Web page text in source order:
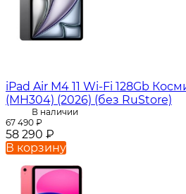
iPad Air M4 11 Wi-Fi 128Gb
(MH304) (2026) (без RuStore)
В наличии
67 490 ₽
58 290 ₽
В корзину